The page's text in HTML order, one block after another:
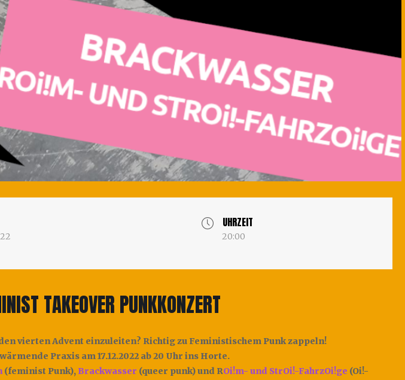
UHRZEIT
20:00
TAKEOVER PUNKKONZERT
vierten Advent einzuleiten? Richtig zu Feministischem Punk zappeln!
Praxis am 17.12.2022 ab 20 Uhr ins Horte.
(feminist Punk), Brackwasser (queer punk) und ROi!m- und StrOi!-FahrzOi!ge (Oi!-